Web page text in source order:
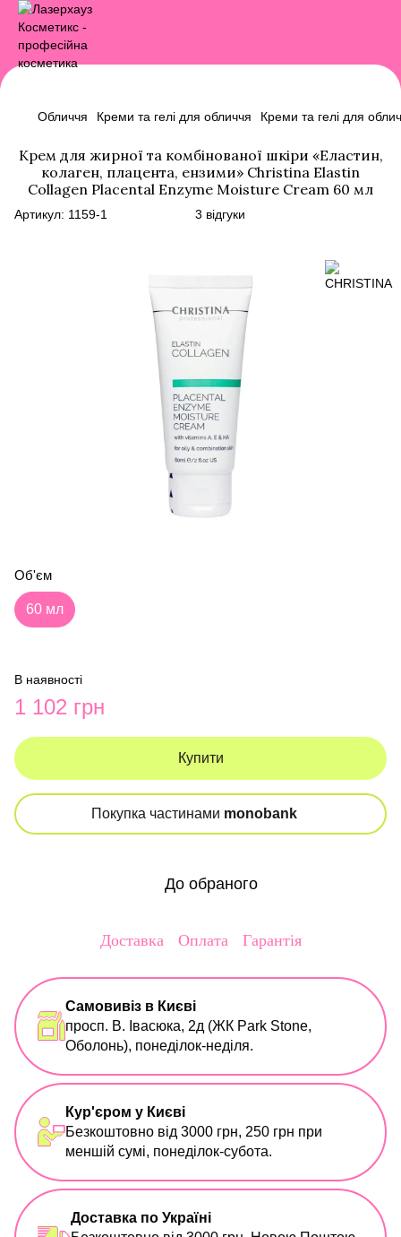
Обличчя Креми та гелі для обличчя Креми та гелі для
Крем для жирної та комбінованої шкіри «Еластин,
колаген, плацента, ензими» Christina Elastin
Collagen Placental Enzyme Moisture Cream 60 мл
Артикул: 1159-1 3 відгуки
Об'єм
60 мл
В наявності
1 102 грн
Купити
Покупка частинами monobank
До обраного
Доставка Оплата Гарантія
Самовивіз в Києві
просп. В. Івасюка, 2д (ЖК Park Stone,
Оболонь), понеділок-неділя.
Кур'єром у Києві
Безкоштовно від 3000 грн, 250 грн при
меншій сумі, понеділок-субота.
Доставка по Україні